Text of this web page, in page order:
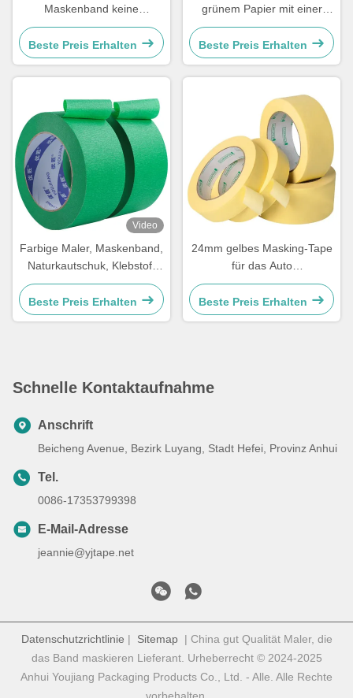
Maskenband keine
Rückstände für den Schutz
der Farbe Schild
Beste Preis Erhalten
grünem Papier mit einer
Dicke von 150 bis 170
Mikrometern
Beste Preis Erhalten
Video
Farbige Maler, Maskenband,
Naturkautschuk, Klebstoff
140-160mc.
Beste Preis Erhalten
24mm gelbes Masking-Tape
für das Auto
Wärmebeständig und
angepasstes Logo
Beste Preis Erhalten
Schnelle Kontaktaufnahme
Anschrift
Beicheng Avenue, Bezirk Luyang, Stadt Hefei, Provinz Anhui
Tel.
0086-17353799398
E-Mail-Adresse
jeannie@yjtape.net
Datenschutzrichtlinie | Sitemap| China gut Qualität Maler, die
das Band maskieren Lieferant. Urheberrecht © 2024-2025
Anhui Youjiang Packaging Products Co., Ltd. - Alle. Alle Rechte